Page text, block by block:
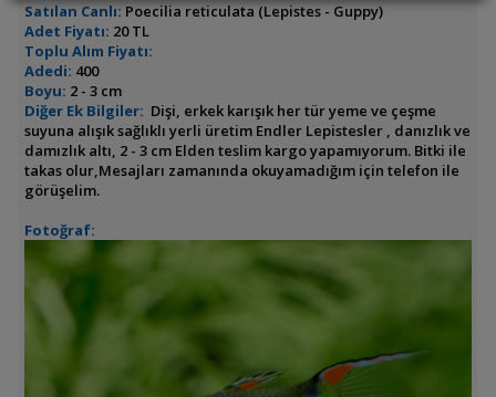
Satılan Canlı: Poecilia reticulata (Lepistes - Guppy)
Adet Fiyatı: 20 TL
Toplu Alım Fiyatı:
Adedi: 400
Boyu: 2 - 3 cm
Diğer Ek Bilgiler: Dişi, erkek karışık her tür yeme ve çeşme
suyuna alışık sağlıklı yerli üretim Endler Lepistesler , danızlık ve
damızlık altı, 2 - 3 cm Elden teslim kargo yapamıyorum. Bitki ile
takas olur,Mesajları zamanında okuyamadığım için telefon ile
görüşelim.
Fotoğraf: